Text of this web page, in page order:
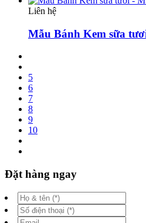
Liên hệ
Mẫu Bánh Kem sữa
5
6
7
8
9
10
Đặt hàng ngay